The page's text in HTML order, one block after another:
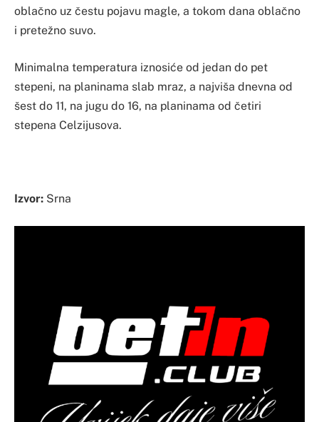
oblačno uz čestu pojavu magle, a tokom dana oblačno
i pretežno suvo.
Minimalna temperatura iznosiće od jedan do pet
stepeni, na planinama slab mraz, a najviša dnevna od
šest do 11, na jugu do 16, na planinama od četiri
stepena Celzijusova.
Izvor: Srna